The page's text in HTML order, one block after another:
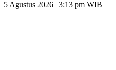
5 Agustus 2026 | 3:13 pm WIB